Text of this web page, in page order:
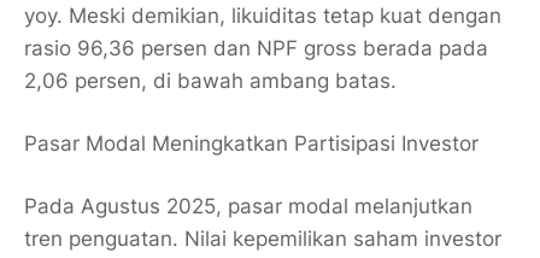
yoy. Meski demikian, likuiditas tetap kuat dengan
rasio 96,36 persen dan NPF gross berada pada
2,06 persen, di bawah ambang batas.
Pasar Modal Meningkatkan Partisipasi Investor
Pada Agustus 2025, pasar modal melanjutkan
tren penguatan. Nilai kepemilikan saham investor